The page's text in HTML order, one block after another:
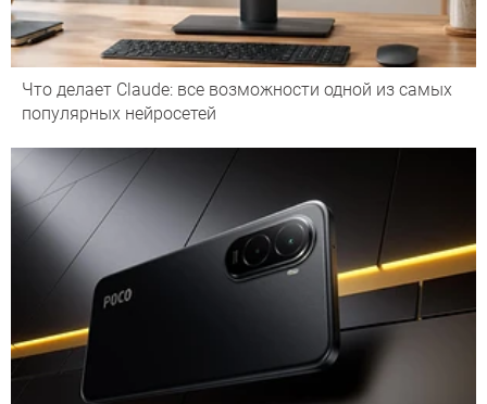
Что делает Сlaude: все возможности одной из самых
популярных нейросетей